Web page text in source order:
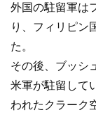
外国の駐留軍は
り、フィリピン
た。
その後、ブッシ
米軍が駐留して
われたクラーク